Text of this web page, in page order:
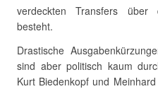
verdeckten Transfers über
besteht.
Drastische
sind aber politisch kaum
Kurt Biedenkopf und